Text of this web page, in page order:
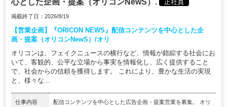
正社員
掲載終了日：2026/8/19
【営業企画】『ORICON NEWS』配信コンテンツを中心とした企
画・提案（オリコンNewS）/オリ
オリコンは、フェイクニュースの横行など、情報が錯綜する社会にお
いて、客観的、公平な立場から事実を情報化し、広く提供すること
で、社会からの信頼を獲得します。 これにより、豊かな生活の実現
と、様々な...
仕事内容
配信コンテンツを中心とした広告企画・提案営業を募集。 オリ